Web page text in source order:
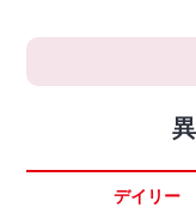
デイリー